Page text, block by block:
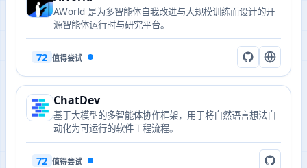
AWorld 是为多智能体自我改进与大规模训练而设计的开
源智能体运行时与研究平台。
72 值得尝试
ChatDev
基于大模型的多智能体协作框架，用于将自然语言想法自
动化为可运行的软件工程流程。
72 值得尝试